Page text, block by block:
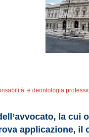
e deontologia
la cui
applicazione,